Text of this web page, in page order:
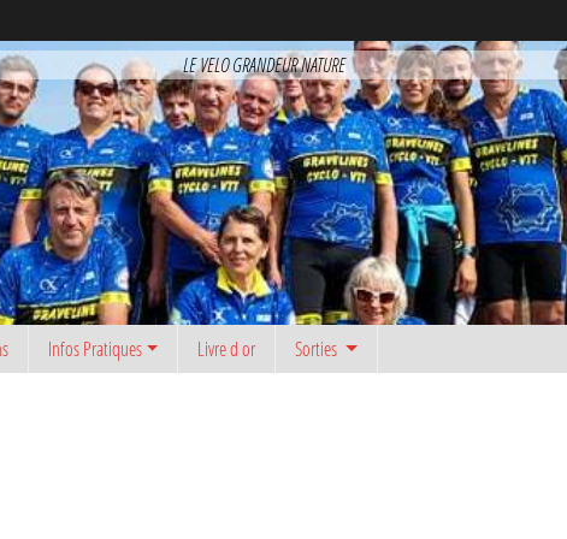
LE VELO GRANDEUR NATURE
Infos Pratiques Livre d or Sorties